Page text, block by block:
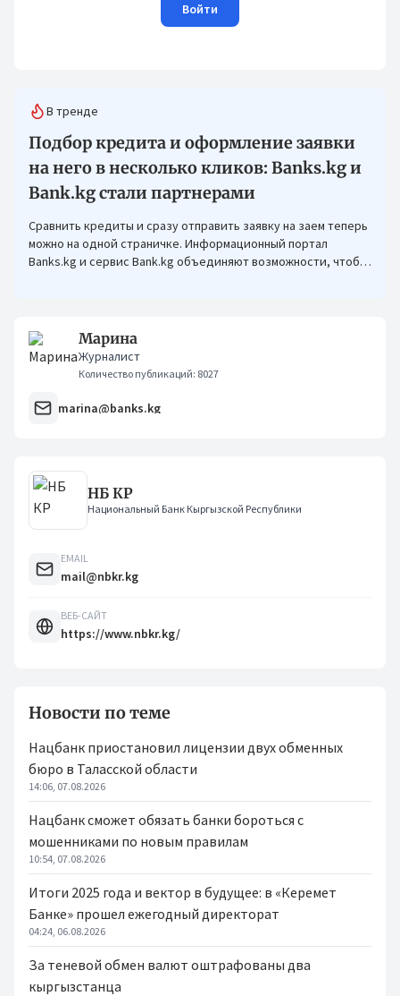
Войти
В тренде
Подбор кредита и оформление заявки
на него в несколько кликов: Banks.kg и
Bank.kg стали партнерами
Сравнить кредиты и сразу отправить заявку на заем теперь
можно на одной страничке. Информационный портал
Banks.kg и сервис Bank.kg объединяют возможности, чтобы
Марина
Журналист
Количество публикаций: 8027
marina@banks.kg
НБ КР
Национальный Банк Кыргызской Республики
EMAIL
mail@nbkr.kg
ВЕБ-САЙТ
https://www.nbkr.kg/
Новости по теме
Нацбанк приостановил лицензии двух обменных
бюро в Таласской области
14:06, 07.08.2026
Нацбанк сможет обязать банки бороться с
мошенниками по новым правилам
10:54, 07.08.2026
Итоги 2025 года и вектор в будущее: в «Керемет
Банке» прошел ежегодный директорат
04:24, 06.08.2026
За теневой обмен валют оштрафованы два
кыргызстанца